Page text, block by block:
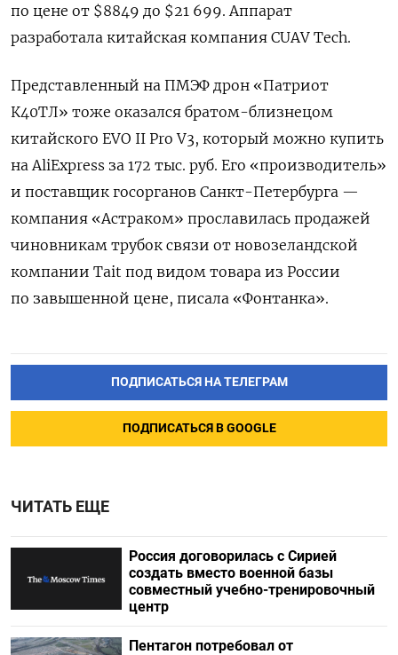
по цене от $8849 до $21 699. Аппарат
разработала китайская компания CUAV Tech.
Представленный на ПМЭФ дрон «Патриот
К40ТЛ» тоже оказался братом-близнецом
китайского EVO II Pro V3, который можно купить
на AliExpress за 172 тыс. руб. Его «производитель»
и поставщик госорганов Санкт-Петербурга —
компания «Астраком» прославилась продажей
чиновникам трубок связи от новозеландской
компании Tait под видом товара из России
по завышенной цене, писала «Фонтанка».
ПОДПИСАТЬСЯ НА ТЕЛЕГРАМ
ПОДПИСАТЬСЯ В GOOGLE
ЧИТАТЬ ЕЩЕ
Россия договорилась с Сирией
создать вместо военной базы
совместный учебно-тренировочный
центр
Пентагон потребовал от